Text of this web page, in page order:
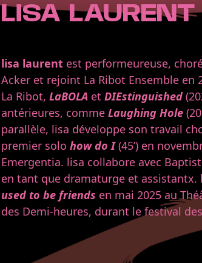
LISA LAURENT
lisa laurentest performeureuse,
Acker et rejoint La Ribot Ensemble
La Ribot, LaBOLAet DIEstinguished
antérieures, comme Laughing Hole
parallèle, lisa développe son travail
premier solo how do I(45’) en
Emergentia. lisa collabore avec
en tant que dramaturge et assistantx.
used to be friends en mai 2025 au
des Demi-heures, durant le festival